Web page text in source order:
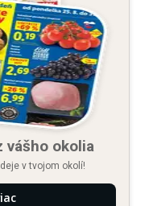
vášho okolia
v tvojom okolí!